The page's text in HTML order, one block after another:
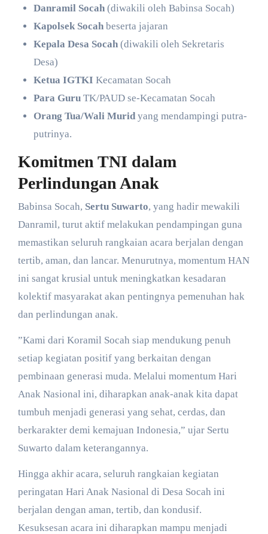
Danramil Socah(diwakili oleh Babinsa Socah)
Kapolsek Socahbeserta jajaran
Kepala Desa Socah(diwakili oleh Sekretaris
Desa)
Ketua IGTKI Kecamatan Socah
Para GuruTK/PAUD se-Kecamatan Socah
Orang Tua/Wali Muridyang mendampingi putra-
putrinya.
Komitmen TNI dalam
Perlindungan Anak
​Babinsa Socah, Sertu Suwarto, yang hadir mewakili
Danramil, turut aktif melakukan pendampingan guna
memastikan seluruh rangkaian acara berjalan dengan
tertib, aman, dan lancar. Menurutnya, momentum HAN
ini sangat krusial untuk meningkatkan kesadaran
kolektif masyarakat akan pentingnya pemenuhan hak
dan perlindungan anak.
​”Kami dari Koramil Socah siap mendukung penuh
setiap kegiatan positif yang berkaitan dengan
pembinaan generasi muda. Melalui momentum Hari
Anak Nasional ini, diharapkan anak-anak kita dapat
tumbuh menjadi generasi yang sehat, cerdas, dan
berkarakter demi kemajuan Indonesia,” ujar Sertu
Suwarto dalam keterangannya.
​Hingga akhir acara, seluruh rangkaian kegiatan
peringatan Hari Anak Nasional di Desa Socah ini
berjalan dengan aman, tertib, dan kondusif.
Kesuksesan acara ini diharapkan mampu menjadi